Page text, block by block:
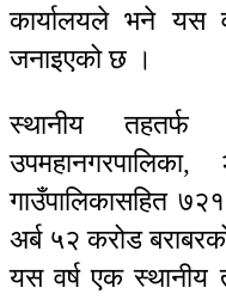
कार्यालयले भने यस
जनाइएको छ ।
स्थानीय तहतर्फ
गाउँपालिकासहित
अर्ब ५२ करोड
यस वर्ष एक स्थानीय